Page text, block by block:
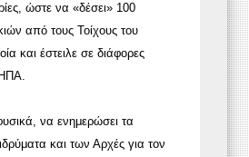
ώστε να «δέσει» 100
από τους Τοίχους του
και έστειλε σε διάφορες
ΗΠΑ.
να ενημερώσει τα
και των Αρχές για τον